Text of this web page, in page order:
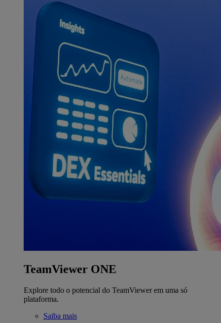
TeamViewer ONE
Explore todo o potencial do TeamViewer em uma só
plataforma.
Saiba mais